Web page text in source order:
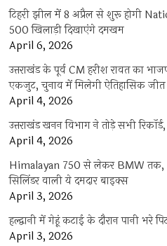
टिहरी झील में 8 अप्रैल से शुरू होगी
500 खिलाड़ी दिखाएंगे दमखम
April 6, 2026
उत्तराखंड के पूर्व CM हरीश रावत का
एकजुट, चुनाव में मिलेगी ऐतिहासिक जीत
April 4, 2026
उत्तराखंड खनन विभाग ने तोड़े सभी
April 4, 2026
Himalayan 750 से लेकर BMW
सिलिंडर वाली ये दमदार बाइक्स
April 3, 2026
हल्द्वानी में गेहूं कटाई के दौरान पानी भरे
April 3, 2026